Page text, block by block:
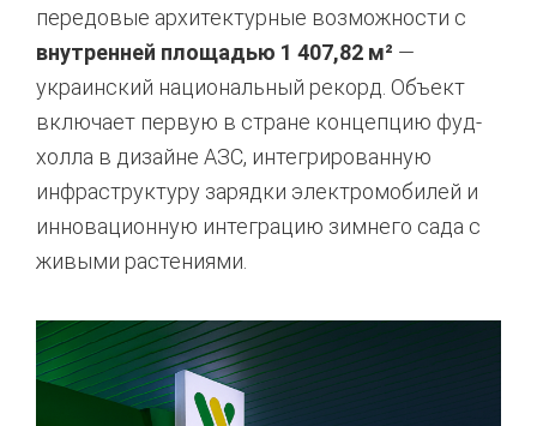
передовые архитектурные возможности с
внутренней площадью 1 407,82 м² —
украинский национальный рекорд. Объект
включает первую в стране концепцию фуд-
холла в дизайне АЗС, интегрированную
инфраструктуру зарядки электромобилей и
инновационную интеграцию зимнего сада с
живыми растениями.